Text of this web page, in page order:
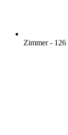
Zimmer - 126